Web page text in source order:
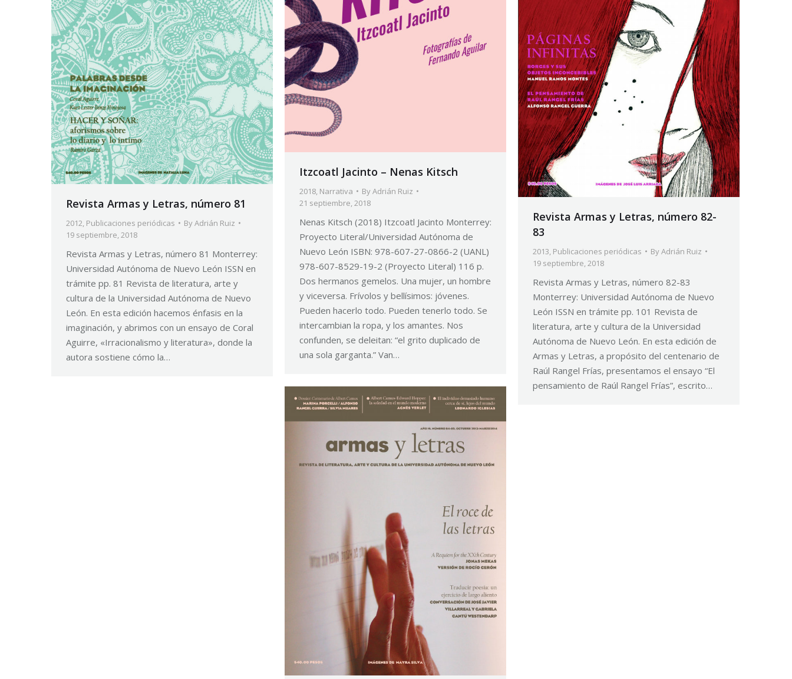
Itzcoatl Jacinto – Nenas Kitsch
2018, Narrativa ByAdrián Ruiz
21 septiembre, 2018
Nenas Kitsch (2018) Itzcoatl Jacinto Monterrey:
Proyecto Literal/Universidad Autónoma de
Nuevo León ISBN: 978-607-27-0866-2 (UANL)
978-607-8529-19-2 (Proyecto Literal) 116 p.
Dos hermanos gemelos. Una mujer, un hombre
y viceversa. Frívolos y bellísimos: jóvenes.
Pueden hacerlo todo. Pueden tenerlo todo. Se
intercambian la ropa, y los amantes. Nos
confunden, se deleitan: “el grito duplicado de
una sola garganta.” Van…
Revista Armas y Letras, número 81
2012, Publicaciones periódicas ByAdrián Ruiz
19 septiembre, 2018
Revista Armas y Letras, número 81 Monterrey:
Universidad Autónoma de Nuevo León ISSN en
trámite pp. 81 Revista de literatura, arte y
cultura de la Universidad Autónoma de Nuevo
León. En esta edición hacemos énfasis en la
imaginación, y abrimos con un ensayo de Coral
Aguirre, «Irracionalismo y literatura», donde la
autora sostiene cómo la…
Revista Armas y Letras, número 82-
83
2013 Publicaciones periódicas ByAdrián Ruiz
19 septiembre, 2018
Revista Armas y Letras, número 82-83
Monterrey: Universidad Autónoma de Nuevo
León ISSN en trámite pp. 101 Revista de
literatura, arte y cultura de la Universidad
Autónoma de Nuevo León. En esta edición de
Armas y Letras, a propósito del centenario de
Raúl Rangel Frías, presentamos el ensayo “El
pensamiento de Raúl Rangel Frías”, escrito…